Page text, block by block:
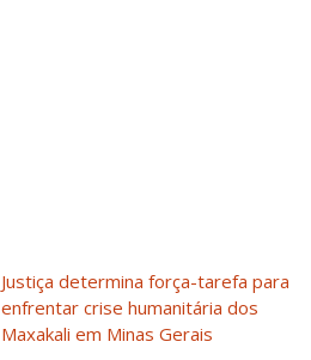
Justiça determina força-tarefa para
enfrentar crise humanitária dos
Maxakali em Minas Gerais